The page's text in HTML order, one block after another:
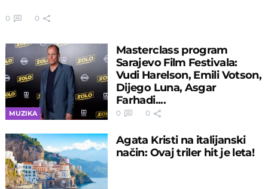
0 0
MUZIKA
Masterclass program
Sarajevo Film Festivala:
Vudi Harelson, Emili Votson,
Dijego Luna, Asgar
Farhadi....
0 0
Agata Kristi na italijanski
način: Ovaj triler hit je leta!